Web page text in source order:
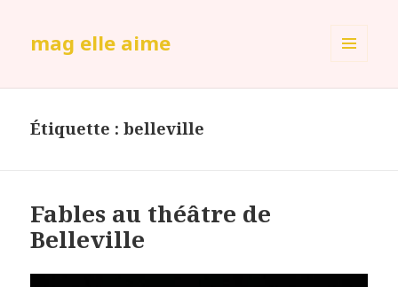
mag elle aime
Étiquette :belleville
Fables au théâtre de
Belleville